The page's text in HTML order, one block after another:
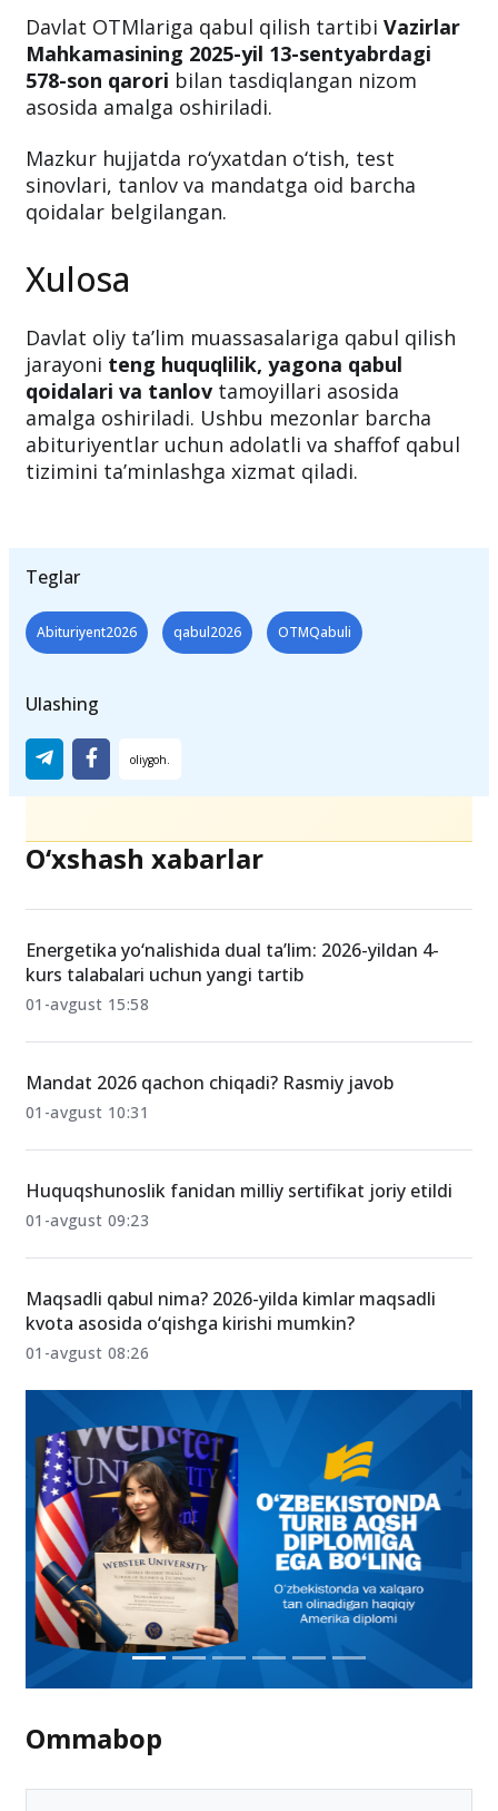
Davlat OTMlariga qabul qilish tartibi Vazirlar
Mahkamasining 2025-yil 13-sentyabrdagi
578-son qarori bilan tasdiqlangan nizom
asosida amalga oshiriladi.
Mazkur hujjatda ro‘yxatdan o‘tish, test
sinovlari, tanlov va mandatga oid barcha
qoidalar belgilangan.
Xulosa
Davlat oliy ta’lim muassasalariga qabul qilish
jarayoni teng huquqlilik, yagona qabul
qoidalari va tanlov tamoyillari asosida
amalga oshiriladi. Ushbu mezonlar barcha
abituriyentlar uchun adolatli va shaffof qabul
tizimini ta’minlashga xizmat qiladi.
Teglar
Abituriyent2026 qabul2026 OTMQabuli
Ulashing
O‘xshash xabarlar
Energetika yo‘nalishida dual ta’lim: 2026-yildan 4-
kurs talabalari uchun yangi tartib
01-avgust 15:58
Mandat 2026 qachon chiqadi? Rasmiy javob
01-avgust 10:31
Huquqshunoslik fanidan milliy sertifikat joriy etildi
01-avgust 09:23
Maqsadli qabul nima? 2026-yilda kimlar maqsadli
kvota asosida o‘qishga kirishi mumkin?
01-avgust 08:26
Ommabop